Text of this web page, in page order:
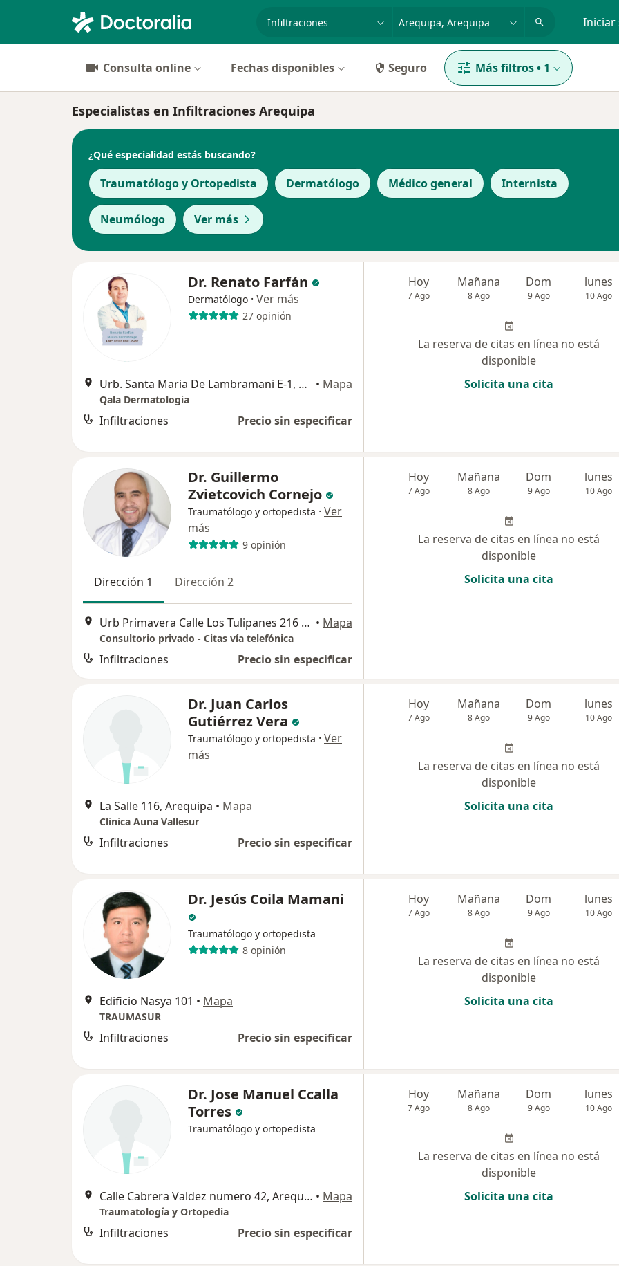
Iniciar
Consulta online Fechas disponibles Seguro Más filtros• 1
Especialistas en Infiltraciones Arequipa
¿Qué especialidad estás buscando?
Traumatólogo y Ortopedista Dermatólogo Médico general Internista
Neumólogo Ver más
Dr. Renato Farfán
Dermatólogo · Ver más
27 opinión
Urb. Santa Maria De Lambramani E-1, Arequipa • Mapa
Qala Dermatologia
Infiltraciones Precio sin especificar
Hoy
7 Ago
Mañana
8 Ago
Dom
9 Ago
lunes
10 Ago
La reserva de citas en línea no está
disponible
Solicita una cita
Dr. Guillermo
Zvietcovich Cornejo
Traumatólogo y ortopedista · Ver
más
9 opinión
Dirección 1 Dirección 2
Urb Primavera Calle Los Tulipanes 216 - Yanahuara, Arequipa • Mapa
Consultorio privado - Citas vía telefónica
Infiltraciones Precio sin especificar
Hoy
7 Ago
Mañana
8 Ago
Dom
9 Ago
lunes
10 Ago
La reserva de citas en línea no está
disponible
Solicita una cita
Dr. Juan Carlos
Gutiérrez Vera
Traumatólogo y ortopedista · Ver
más
La Salle 116, Arequipa • Mapa
Clinica Auna Vallesur
Infiltraciones Precio sin especificar
Hoy
7 Ago
Mañana
8 Ago
Dom
9 Ago
lunes
10 Ago
La reserva de citas en línea no está
disponible
Solicita una cita
Dr. Jesús Coila Mamani
Traumatólogo y ortopedista
8 opinión
Edificio Nasya 101 • Mapa
TRAUMASUR
Infiltraciones Precio sin especificar
Hoy
7 Ago
Mañana
8 Ago
Dom
9 Ago
lunes
10 Ago
La reserva de citas en línea no está
disponible
Solicita una cita
Dr. Jose Manuel Ccalla
Torres
Traumatólogo y ortopedista
Calle Cabrera Valdez numero 42, Arequipa • Mapa
Traumatología y Ortopedia
Infiltraciones Precio sin especificar
Hoy
7 Ago
Mañana
8 Ago
Dom
9 Ago
lunes
10 Ago
La reserva de citas en línea no está
disponible
Solicita una cita